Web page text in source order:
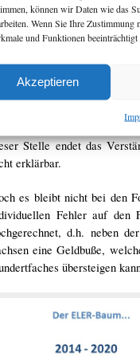
können wir Daten wie das
Wenn Sie Ihre Zustimmung
und Funktionen beeinträchtigt
Akzeptieren
ein Beispiel aus der
Stallanlage
durch den Landwirt
nicht nur diese
es gängige Praxis
Stelle endet das
erklärbar.
es bleibt nicht bei den
Fehler auf den
d.h. neben
eine Geldbuße,
übersteigen